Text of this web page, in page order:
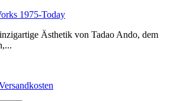
1975-Today
Ästhetik von Tadao Ando, dem